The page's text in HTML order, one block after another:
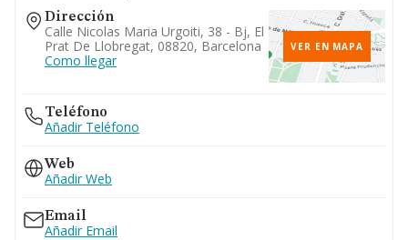
Dirección
Calle Nicolas Maria Urgoiti, 38 - Bj, El
Prat De Llobregat, 08820, Barcelona
Como llegar
VER EN MAPA
Teléfono
Añadir Teléfono
Web
Añadir Web
Email
Añadir Email